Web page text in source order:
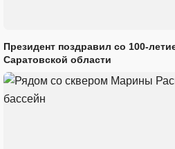
Президент поздравил со 100-
Саратовской области